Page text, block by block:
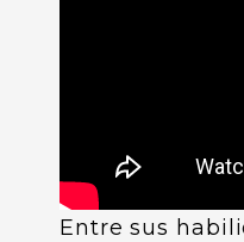
Entre sus